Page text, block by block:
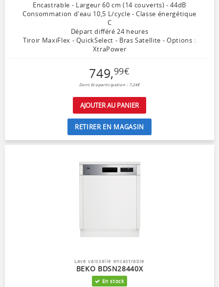
Encastrable - Largeur 60 cm (14 couverts) - 44dB
Consommation d'eau 10,5 L/cycle - Classe énergétique
C
Départ différé 24 heures
Tiroir MaxiFlex - QuickSelect - Bras Satellite - Options :
XtraPower
749,99€
Dont Ecoparticipation : 7,24€
AJOUTER AU PANIER
RETIRER EN MAGASIN
Lave vaisselle encastrable
BEKO BDSN28440X
En stock